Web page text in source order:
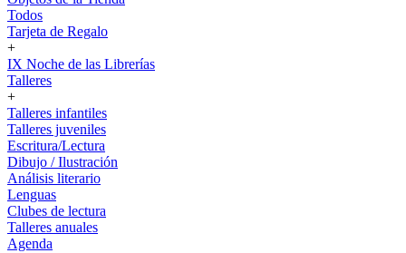
Todos
Tarjeta de Regalo
+
IX Noche de las Librerías
Talleres
+
Talleres infantiles
Talleres juveniles
Escritura/Lectura
Dibujo / Ilustración
Análisis literario
Lenguas
Clubes de lectura
Talleres anuales
Agenda